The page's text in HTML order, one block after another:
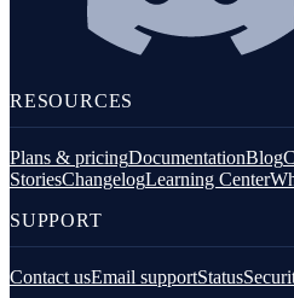
RESOURCES
Plans & pricingDocumentationBlog
StoriesChangelogLearning Center
SUPPORT
Contact usEmail supportStatus